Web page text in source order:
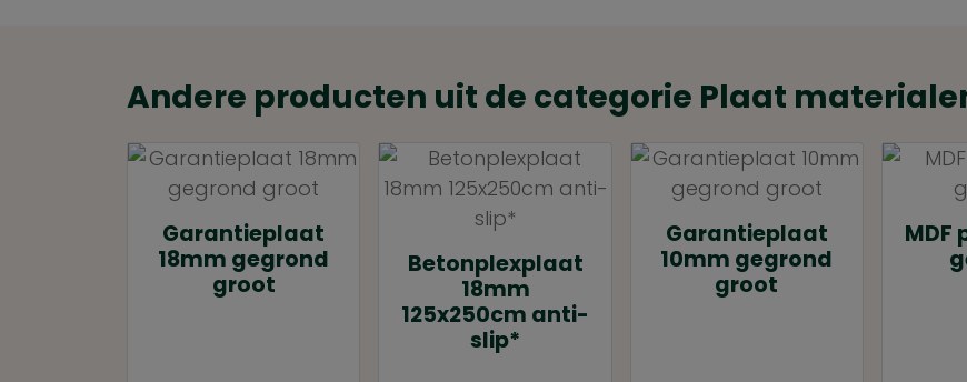
Andere producten uit de categorie Plaat
Garantieplaat
18mm gegrond
groot
Betonplexplaat
18mm
125x250cm anti-
slip*
Garantieplaat
10mm gegrond
groot
MDF